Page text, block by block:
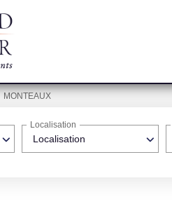
MONTEAUX
Localisation
Localisation